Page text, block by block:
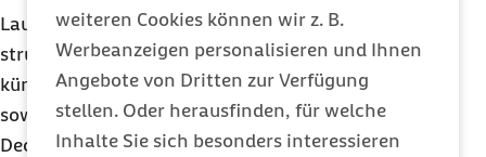
weiteren Cookies können wir z. B.
Werbeanzeigen personalisieren und Ihnen
Angebote von Dritten zur Verfügung
stellen. Oder herausfinden, für welche
Inhalte Sie sich besonders interessieren
Lauterbach auf die Notwendigkeit einer
strukturellen Finanzierungsreform der GKV und
kündigte eine Erhöhung des Bundeszuschusses
sowie eine Steigerung des Steueranteils zur
Deckung der Leistungsausgaben fürALGII-